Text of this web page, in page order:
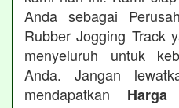
Anda sebagai
Rubber Jogging Track
menyeluruh untuk
Anda. Jangan
mendapatkan Harga